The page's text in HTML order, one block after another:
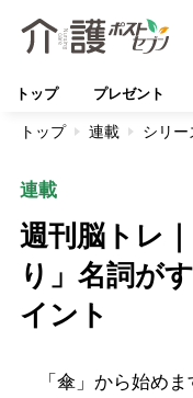
トップ プレゼント
トップ 連載 シリー
連載
週刊脳トレ
り」名詞が
イント
「傘」から始めま